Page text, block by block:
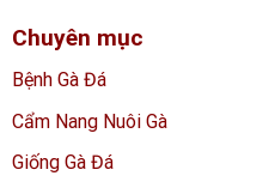
Chuyên mục
Bệnh Gà Đá
Cẩm Nang Nuôi Gà
Giống Gà Đá